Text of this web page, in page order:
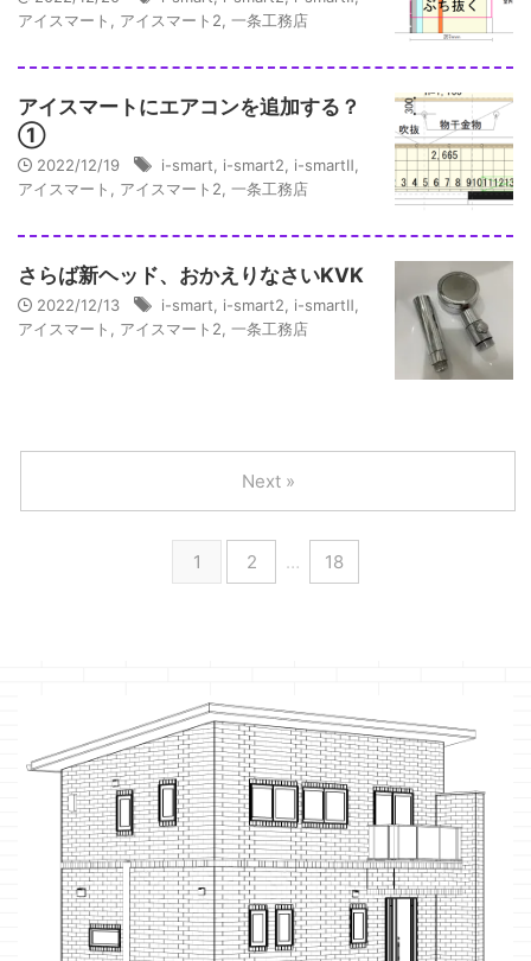
アイスマート
アイスマート2 一条工務店
アイスマートにエアコンを追加する？
①
2022/12/19 i-smart i-smart2 i-smartⅡ
アイスマート
アイスマート2 一条工務店
さらば新ヘッド、おかえりなさいKVK
2022/12/13 i-smart i-smart2 i-smartⅡ
アイスマート
アイスマート2 一条工務店
1 2 … 18
Next »